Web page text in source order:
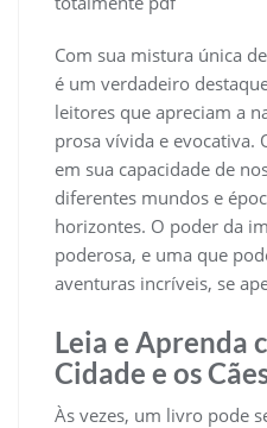
Com sua mistura única
é um verdadeiro
leitores que apreciam a
prosa vívida e evocativa.
em sua capacidade de
diferentes mundos e
horizontes. O poder da
poderosa, e uma que
aventuras incríveis, se
Leia e Aprenda
Cidade e os
Às vezes, um livro pode